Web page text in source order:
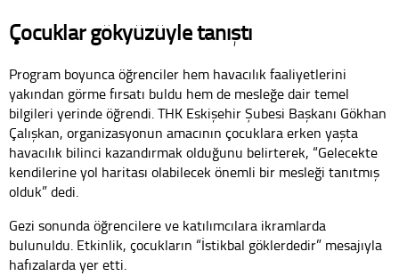
Çocuklar gökyüzüyle tanıştı
Program boyunca öğrenciler hem havacılık faaliyetlerini
yakından görme fırsatı buldu hem de mesleğe dair temel
bilgileri yerinde öğrendi. THK Eskişehir Şubesi Başkanı Gökhan
Çalışkan, organizasyonun amacının çocuklara erken yaşta
havacılık bilinci kazandırmak olduğunu belirterek, “Gelecekte
kendilerine yol haritası olabilecek önemli bir mesleği tanıtmış
olduk” dedi.
Gezi sonunda öğrencilere ve katılımcılara ikramlarda
bulunuldu. Etkinlik, çocukların “İstikbal göklerdedir” mesajıyla
hafızalarda yer etti.